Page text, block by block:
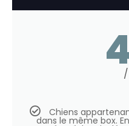
Chiens
dans le même box.